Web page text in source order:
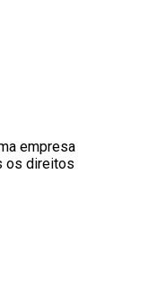
empresa
os direitos